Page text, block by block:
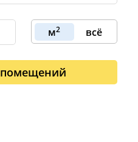
м2 всё
помещений